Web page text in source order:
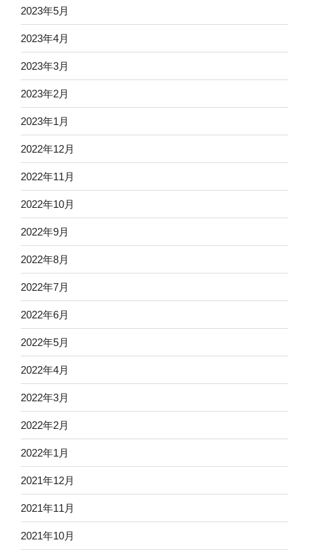
2023年5月
2023年4月
2023年3月
2023年2月
2023年1月
2022年12月
2022年11月
2022年10月
2022年9月
2022年8月
2022年7月
2022年6月
2022年5月
2022年4月
2022年3月
2022年2月
2022年1月
2021年12月
2021年11月
2021年10月